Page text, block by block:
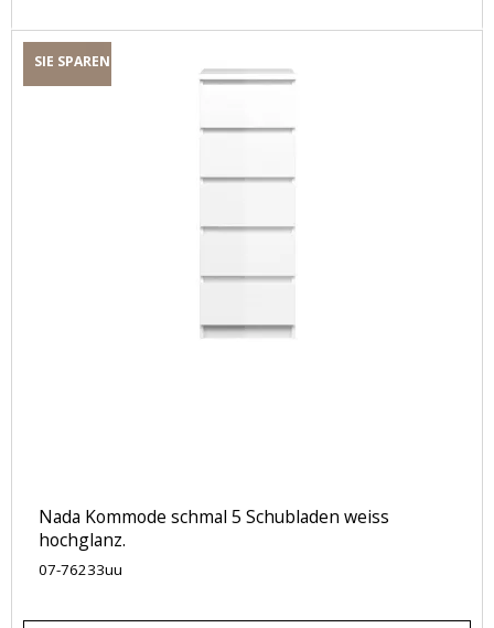
SIE SPAREN
Nada Kommode schmal 5 Schubladen weiss
hochglanz.
07-76233uu